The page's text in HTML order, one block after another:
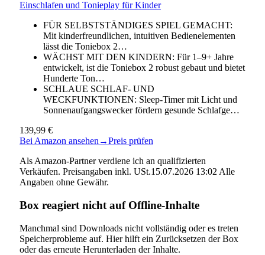
Einschlafen und Tonieplay für Kinder
FÜR SELBSTSTÄNDIGES SPIEL GEMACHT:
Mit kinderfreundlichen, intuitiven Bedienelementen
lässt die Toniebox 2…
WÄCHST MIT DEN KINDERN: Für 1–9+ Jahre
entwickelt, ist die Toniebox 2 robust gebaut und bietet
Hunderte Ton…
SCHLAUE SCHLAF- UND
WECKFUNKTIONEN: Sleep-Timer mit Licht und
Sonnenaufgangswecker fördern gesunde Schlafge…
139,99 €
Bei Amazon ansehen →Preis prüfen
Als Amazon-Partner verdiene ich an qualifizierten
Verkäufen. Preisangaben inkl. USt.15.07.2026 13:02 Alle
Angaben ohne Gewähr.
Box reagiert nicht auf Offline-Inhalte
Manchmal sind Downloads nicht vollständig oder es treten
Speicherprobleme auf. Hier hilft ein Zurücksetzen der Box
oder das erneute Herunterladen der Inhalte.